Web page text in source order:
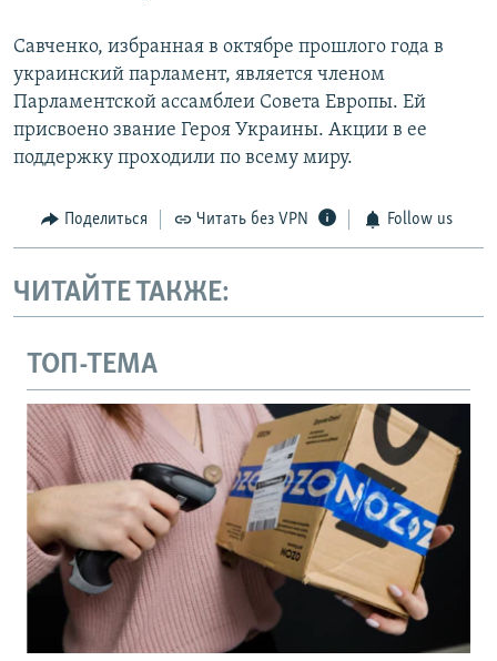
Савченко, избранная в октябре прошлого года в
украинский парламент, является членом
Парламентской ассамблеи Совета Европы. Ей
присвоено звание Героя Украины. Акции в ее
поддержку проходили по всему миру.
Поделиться Читать без VPN Follow us
ЧИТАЙТЕ ТАКЖЕ:
ТОП-ТЕМА